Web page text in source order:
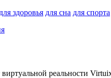
для здоровья для сна для спорта
реальности